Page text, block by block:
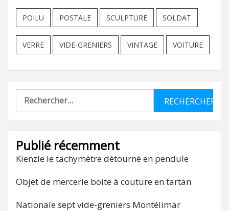
POILU POSTALE SCULPTURE SOLDAT
VERRE VIDE-GRENIERS VINTAGE VOITURE
Rechercher :
Publié récemment
Kienzle le tachymètre détourné en pendule
Objet de mercerie boite à couture en tartan
Nationale sept vide-greniers Montélimar